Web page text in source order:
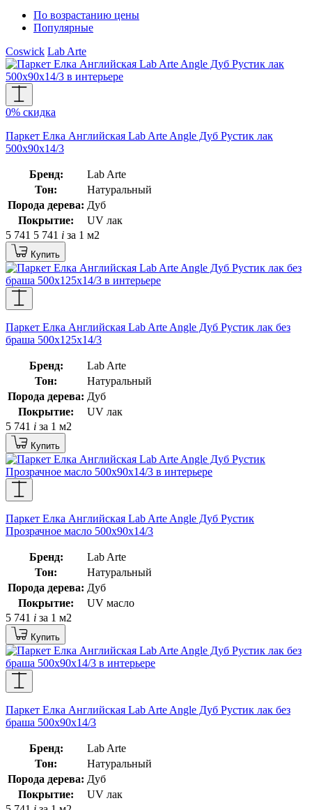
По возрастанию цены
Популярные
Coswick Lab Arte
0% скидка
Паркет Елка Английская Lab Arte Angle Дуб Рустик лак
500х90х14/3
Бренд:
Lab Arte
Тон:
Натуральный
Порода дерева: Дуб
Покрытие:
UV лак
5 741 5 741 i за 1 м2
Купить
Паркет Елка Английская Lab Arte Angle Дуб Рустик лак без
браша 500х125х14/3
Бренд:
Lab Arte
Тон:
Натуральный
Порода дерева: Дуб
Покрытие:
UV лак
5 741 i за 1 м2
Купить
Паркет Елка Английская Lab Arte Angle Дуб Рустик
Прозрачное масло 500х90х14/3
Бренд:
Lab Arte
Тон:
Натуральный
Порода дерева: Дуб
Покрытие:
UV масло
5 741 i за 1 м2
Купить
Паркет Елка Английская Lab Arte Angle Дуб Рустик лак без
браша 500х90х14/3
Бренд:
Lab Arte
Тон:
Натуральный
Порода дерева: Дуб
Покрытие:
UV лак